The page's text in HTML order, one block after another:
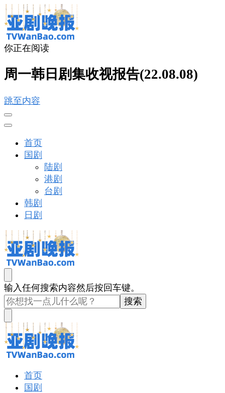
你正在阅读
周一韩日剧集收视报告(22.08.08)
跳至内容
首页
国剧
陆剧
港剧
台剧
韩剧
日剧
亚剧晚报
戏里戏外看亚洲
找
什
么
东
西
吗?
输入任何搜索内容然后按回车键。
亚剧晚报
戏里戏外看亚洲
首页
国剧